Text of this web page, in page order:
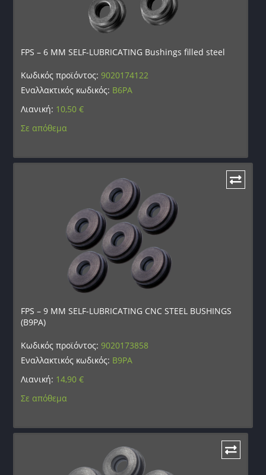
FPS – 6 MM SELF-LUBRICATING Bushings filled steel
Κωδικός προϊόντος:9020174122
Εναλλακτικός κωδικός: B6PA
Λιανική: 10,50€
Σε απόθεμα
FPS – 9 MM SELF-LUBRICATING CNC STEEL BUSHINGS
(B9PA)
Κωδικός προϊόντος:9020173858
Εναλλακτικός κωδικός: B9PA
Λιανική: 14,90€
Σε απόθεμα